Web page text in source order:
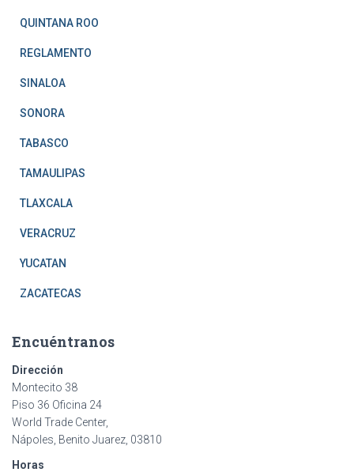
QUINTANA ROO
REGLAMENTO
SINALOA
SONORA
TABASCO
TAMAULIPAS
TLAXCALA
VERACRUZ
YUCATAN
ZACATECAS
Encuéntranos
Dirección
Montecito 38
Piso 36 Oficina 24
World Trade Center,
Nápoles, Benito Juarez, 03810
Horas